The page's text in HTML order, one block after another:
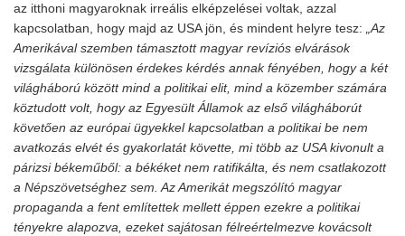
az itthoni magyaroknak irreális elképzelései voltak, azzal
kapcsolatban, hogy majd az USA jön, és mindent helyre tesz:
„Az
Amerikával szemben támasztott magyar revíziós elvárások
vizsgálata különösen érdekes kérdés annak fényében, hogy a két
világháború között mind a politikai elit, mind a közember számára
köztudott volt, hogy az Egyesült Államok az első világháborút
követően az európai ügyekkel kapcsolatban a politikai be nem
avatkozás elvét és gyakorlatát követte, mi több az USA kivonult a
párizsi békeműből: a békéket nem ratifikálta, és nem csatlakozott
a Népszövetséghez sem. Az Amerikát megszólító magyar
propaganda a fent említettek mellett éppen ezekre a politikai
tényekre alapozva, ezeket sajátosan félreértelmezve kovácsolt